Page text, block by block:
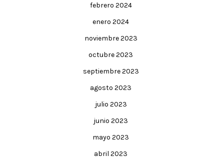
febrero 2024
enero 2024
noviembre 2023
octubre 2023
septiembre 2023
agosto 2023
julio 2023
junio 2023
mayo 2023
abril 2023